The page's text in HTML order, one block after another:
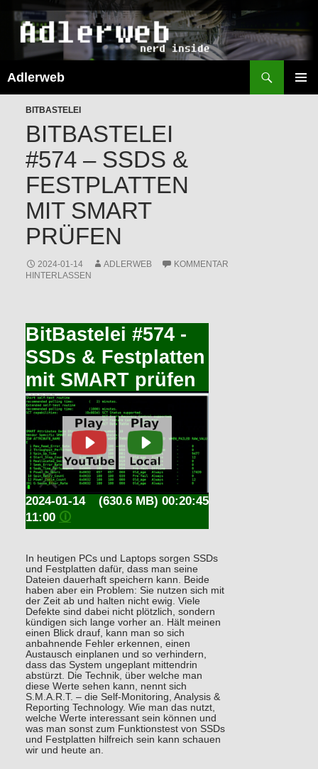
Adlerweb
SPRINGEN
BITBASTELEI
BITBASTELEI
#574 – SSDS &
FESTPLATTEN
MIT SMART
PRÜFEN
2024-01-14 ADLERWEB
KOMMENTAR
HINTERLASSEN
BitBastelei #574 -
SSDs & Festplatten
mit SMART prüfen
(630.6 MB) 00:20:45
2024-01-14
11:00 🛈
In heutigen PCs und Laptops sorgen SSDs
und Festplatten dafür, dass man seine
Dateien dauerhaft speichern kann. Beide
haben aber ein Problem: Sie nutzen sich mit
der Zeit ab und halten nicht ewig. Viele
Defekte sind dabei nicht plötzlich, sondern
kündigen sich lange vorher an. Hält meinen
einen Blick drauf, kann man so sich
anbahnende Fehler erkennen, einen
Austausch einplanen und so verhindern,
dass das System ungeplant mittendrin
abstürzt. Die Technik, über welche man
diese Werte sehen kann, nennt sich
S.M.A.R.T. – die Self-Monitoring, Analysis &
Reporting Technology. Wie man das nutzt,
welche Werte interessant sein können und
was man sonst zum Funktionstest von SSDs
und Festplatten hilfreich sein kann schauen
wir und heute an.